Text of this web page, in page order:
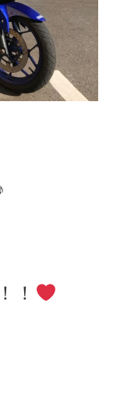
！